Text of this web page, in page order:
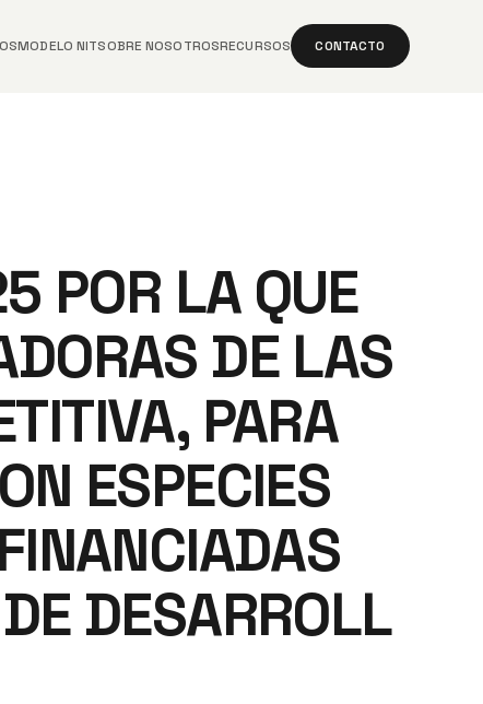
MODELO NITSOBRE NOSOTROSRECURSOS CONTACTO
POR LA QUE
DE LAS
PARA
ESPECIES
DESARROLL